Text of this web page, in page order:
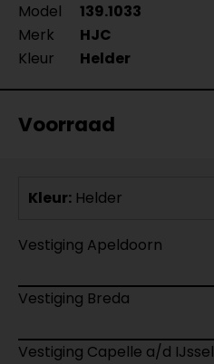
Model
139.1033
Merk
HJC
Kleur
Helder
Voorraad
Kleur: Helder
Vestiging Apeldoorn
Vestiging Breda
Vestiging Capelle a/d IJssel